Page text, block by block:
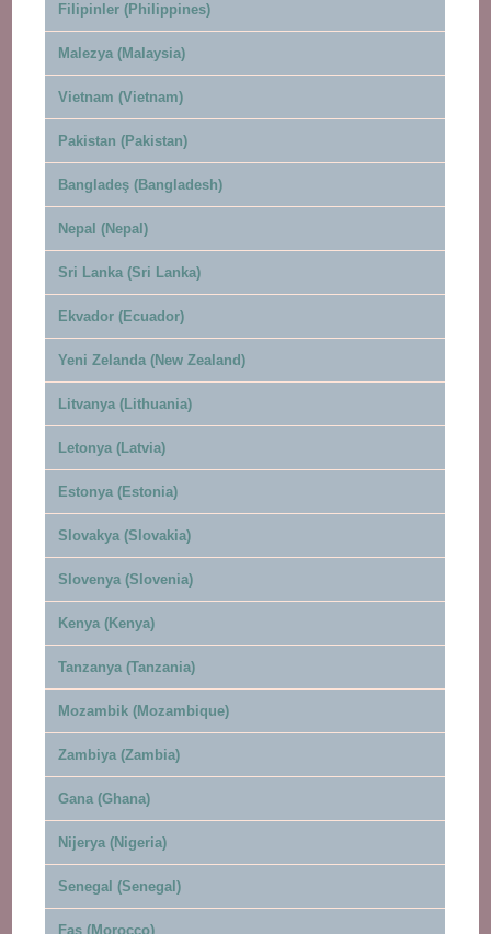
Filipinler (Philippines)
Malezya (Malaysia)
Vietnam (Vietnam)
Pakistan (Pakistan)
Bangladeş (Bangladesh)
Nepal (Nepal)
Sri Lanka (Sri Lanka)
Ekvador (Ecuador)
Yeni Zelanda (New Zealand)
Litvanya (Lithuania)
Letonya (Latvia)
Estonya (Estonia)
Slovakya (Slovakia)
Slovenya (Slovenia)
Kenya (Kenya)
Tanzanya (Tanzania)
Mozambik (Mozambique)
Zambiya (Zambia)
Gana (Ghana)
Nijerya (Nigeria)
Senegal (Senegal)
Fas (Morocco)